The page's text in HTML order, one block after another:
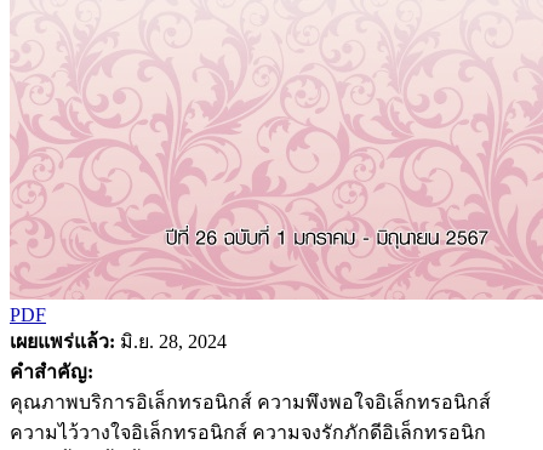
PDF
เผยแพร่แล้ว: มิ.ย. 28, 2024
คำสำคัญ:
คุณภาพบริการอิเล็กทรอนิกส์ ความพึงพอใจอิเล็กทรอนิกส์
ความไว้วางใจอิเล็กทรอนิกส์ ความจงรักภักดีอิเล็กทรอนิก